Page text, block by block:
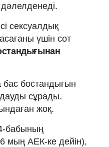
сексуалдық
үшін сот
бас бостандығын
сұрады.
жоқ.
бабының
мың АЕК-ке дейін),